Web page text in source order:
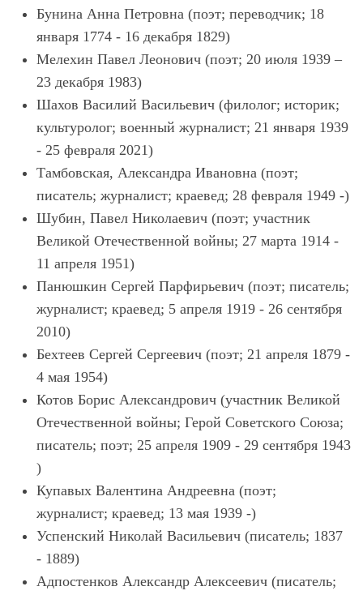
Бунина Анна Петровна (поэт; переводчик; 18
января 1774 - 16 декабря 1829)
Мелехин Павел Леонович (поэт; 20 июля 1939 –
23 декабря 1983)
Шахов Василий Васильевич (филолог; историк;
культуролог; военный журналист; 21 января 1939
- 25 февраля 2021)
Тамбовская, Александра Ивановна (поэт;
писатель; журналист; краевед; 28 февраля 1949 -)
Шубин, Павел Николаевич (поэт; участник
Великой Отечественной войны; 27 марта 1914 -
11 апреля 1951)
Панюшкин Сергей Парфирьевич (поэт; писатель;
журналист; краевед; 5 апреля 1919 - 26 сентября
2010)
Бехтеев Сергей Сергеевич (поэт; 21 апреля 1879 -
4 мая 1954)
Котов Борис Александрович (участник Великой
Отечественной войны; Герой Советского Союза;
писатель; поэт; 25 апреля 1909 - 29 сентября 1943
)
Купавых Валентина Андреевна (поэт;
журналист; краевед; 13 мая 1939 -)
Успенский Николай Васильевич (писатель; 1837
- 1889)
Адпостенков Александр Алексеевич (писатель;